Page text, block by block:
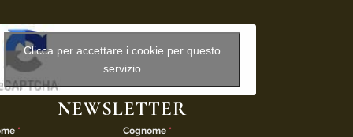
Clicca per accettare i cookie per questo
servizio
NEWSLETTER
* Cognome *